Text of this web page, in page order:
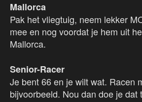
Mallorca
Pak het vliegtuig, neem lekker
mee en nog voordat je hem uit
Mallorca.
Senior-Racer
Je bent 66 en je wilt wat. Racen
bijvoorbeeld. Nou dan doe je dat